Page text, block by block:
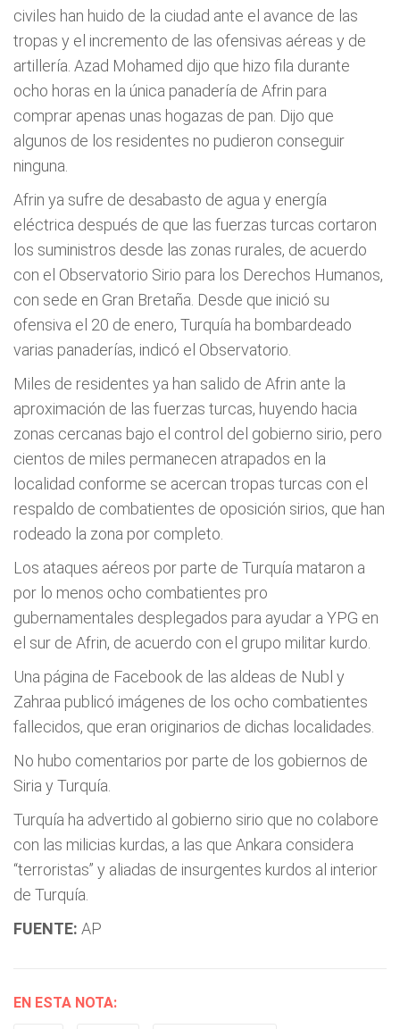
civiles han huido de la ciudad ante el avance de las
tropas y el incremento de las ofensivas aéreas y de
artillería. Azad Mohamed dijo que hizo fila durante
ocho horas en la única panadería de Afrin para
comprar apenas unas hogazas de pan. Dijo que
algunos de los residentes no pudieron conseguir
ninguna.
Afrin ya sufre de desabasto de agua y energía
eléctrica después de que las fuerzas turcas cortaron
los suministros desde las zonas rurales, de acuerdo
con el Observatorio Sirio para los Derechos Humanos,
con sede en Gran Bretaña. Desde que inició su
ofensiva el 20 de enero, Turquía ha bombardeado
varias panaderías, indicó el Observatorio.
Miles de residentes ya han salido de Afrin ante la
aproximación de las fuerzas turcas, huyendo hacia
zonas cercanas bajo el control del gobierno sirio, pero
cientos de miles permanecen atrapados en la
localidad conforme se acercan tropas turcas con el
respaldo de combatientes de oposición sirios, que han
rodeado la zona por completo.
Los ataques aéreos por parte de Turquía mataron a
por lo menos ocho combatientes pro
gubernamentales desplegados para ayudar a YPG en
el sur de Afrin, de acuerdo con el grupo militar kurdo.
Una página de Facebook de las aldeas de Nubl y
Zahraa publicó imágenes de los ocho combatientes
fallecidos, que eran originarios de dichas localidades.
No hubo comentarios por parte de los gobiernos de
Siria y Turquía.
Turquía ha advertido al gobierno sirio que no colabore
con las milicias kurdas, a las que Ankara considera
“terroristas” y aliadas de insurgentes kurdos al interior
de Turquía.
FUENTE: AP
EN ESTA NOTA: